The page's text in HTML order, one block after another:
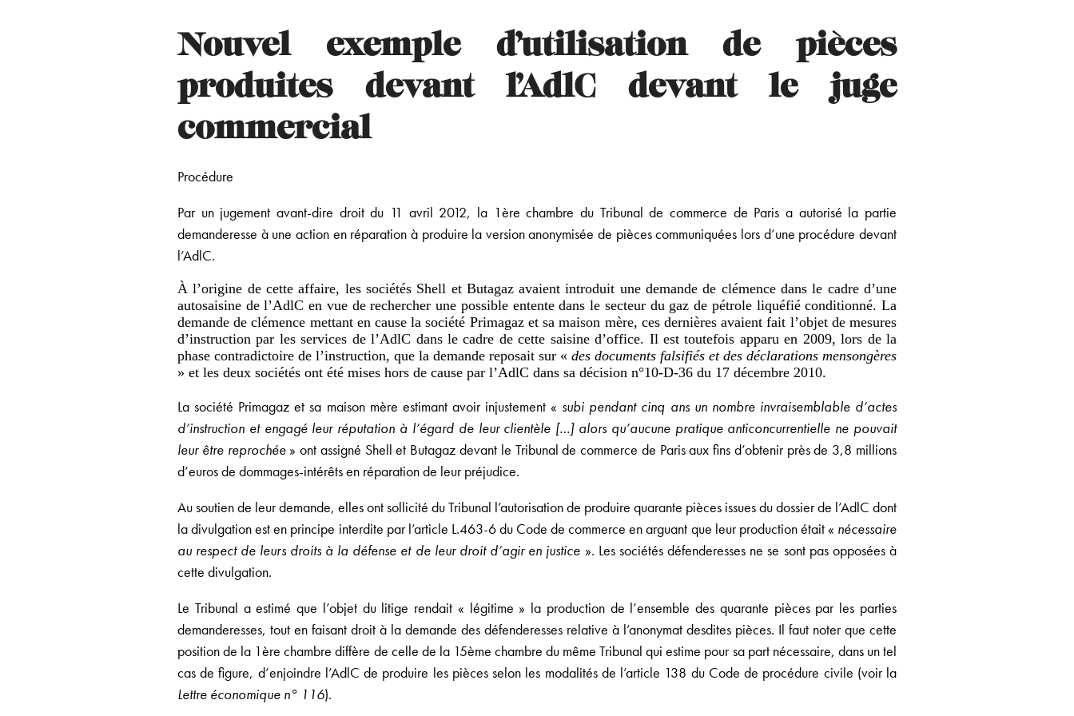
Nouvel exemple d’utilisation de pièces
produites devant l’AdlC devant le juge
commercial
Procédure
Par un jugement avant-dire droit du 11 avril 2012, la 1ère chambre du Tribunal de commerce de Paris a autorisé la partie
demanderesse à une action en réparation à produire la version anonymisée de pièces communiquées lors d’une procédure devant
l’AdlC.
À l’origine de cette affaire, les sociétés Shell et Butagaz avaient introduit une demande de clémence dans le cadre d’une
autosaisine de l’AdlC en vue de rechercher une possible entente dans le secteur du gaz de pétrole liquéfié conditionné. La
demande de clémence mettant en cause la société Primagaz et sa maison mère, ces dernières avaient fait l’objet de mesures
d’instruction par les services de l’AdlC dans le cadre de cette saisine d’office. Il est toutefois apparu en 2009, lors de la
phase contradictoire de l’instruction, que la demande reposait sur « des documents falsifiés et des déclarations mensongères
» et les deux sociétés ont été mises hors de cause par l’AdlC dans sa décision n°10-D-36 du 17 décembre 2010.
La société Primagaz et sa maison mère estimant avoir injustement « subi pendant cinq ans un nombre invraisemblable d’actes
d’instruction et engagé leur réputation à l’égard de leur clientèle […] alors qu’aucune pratique anticoncurrentielle ne pouvait
leur être reprochée» ont assigné Shell et Butagaz devant le Tribunal de commerce de Paris aux fins d’obtenir près de 3,8 millions
d’euros de dommages-intérêts en réparation de leur préjudice.
Au soutien de leur demande, elles ont sollicité du Tribunal l’autorisation de produire quarante pièces issues du dossier de l’AdlC dont
la divulgation est en principe interdite par l’article L.463-6 du Code de commerce en arguant que leur production était « nécessaire
au respect de leurs droits à la défense et de leur droit d’agir en justice ». Les sociétés défenderesses ne se sont pas opposées à
cette divulgation.
Le Tribunal a estimé que l’objet du litige rendait « légitime » la production de l’ensemble des quarante pièces par les parties
demanderesses, tout en faisant droit à la demande des défenderesses relative à l’anonymat desdites pièces. Il faut noter que cette
position de la 1ère chambre diffère de celle de la 15ème chambre du même Tribunal qui estime pour sa part nécessaire, dans un tel
cas de figure, d’enjoindre l’AdlC de produire les pièces selon les modalités de l’article 138 du Code de procédure civile (voir la
Lettre économique n° 116).